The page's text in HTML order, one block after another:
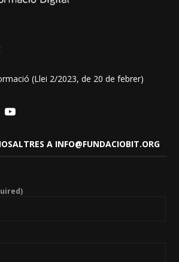
(Llei 2/2023, de 20 de febrer)
A INFO@FUNDACIOBIT.ORG